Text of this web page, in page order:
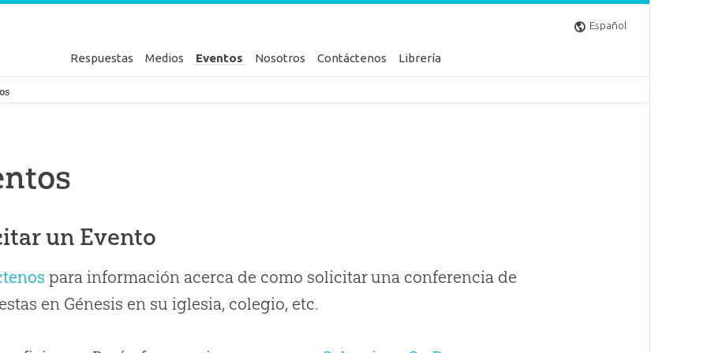
Español
Respuestas Medios Eventos Nosotros Contáctenos Librería
Génesis
un Evento
para información acerca de como solicitar una conferencia de
en Génesis en su iglesia, colegio, etc.